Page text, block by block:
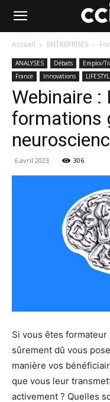
Accueil ENTREPRISES
ANALYSES Débats Emploi/
France
Innovations
Webinaire :
formations
6 avril 2023 306
Si vous êtes
sûrement dû vous
manière vos
que vous leur
activement ? Quelles